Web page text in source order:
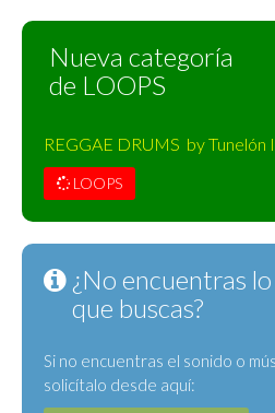
Nueva categoría
de LOOPS
REGGAE DRUMS by Tunelón
LOOPS
¿No encuentras lo
que buscas?
Si no encuentras el sonido o
solicítalo desde aquí: